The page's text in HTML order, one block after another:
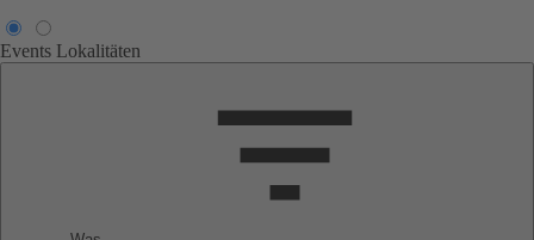
Events Lokalitäten